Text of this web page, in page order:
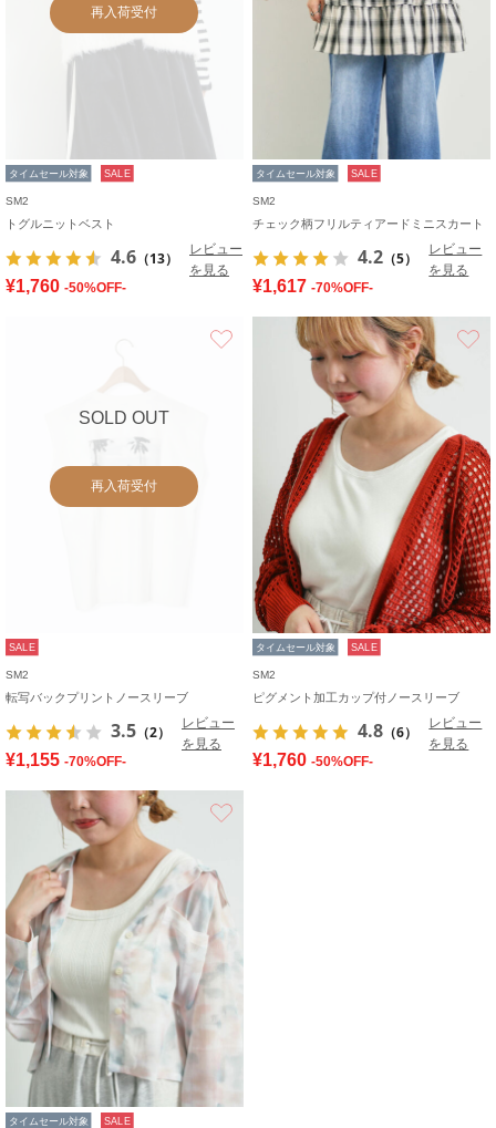
再入荷受付
タイムセール対象 SALE
SM2
トグルニットベスト
4.6 （13）
レビュー
を見る
¥1,760 -50%OFF-
タイムセール対象 SALE
SM2
チェック柄フリルティアードミニスカート
4.2 （5）
レビュー
を見る
¥1,617 -70%OFF-
SOLD OUT
再入荷受付
お気に入り
SALE
SM2
転写バックプリントノースリーブ
3.5 （2）
レビュー
を見る
¥1,155 -70%OFF-
タイムセール対象 SALE
SM2
ピグメント加工カップ付ノースリーブ
4.8 （6）
レビュー
を見る
¥1,760 -50%OFF-
タイムセール対象 SALE